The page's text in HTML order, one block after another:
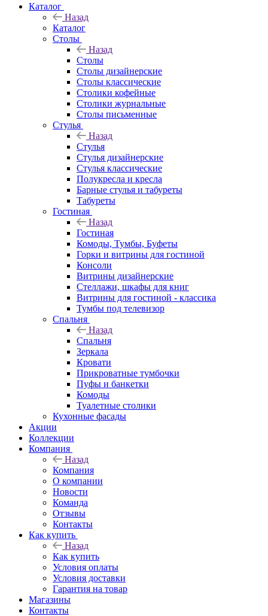
Каталог
Назад
Каталог
Столы
Назад
Столы
Столы дизайнерские
Столы классические
Столики кофейные
Столики журнальные
Столы письменные
Стулья
Назад
Стулья
Стулья дизайнерские
Стулья классические
Полукресла и кресла
Барные стулья и табуреты
Табуреты
Гостиная
Назад
Гостиная
Комоды, Тумбы, Буфеты
Горки и витрины для гостиной
Консоли
Витрины дизайнерские
Стеллажи, шкафы для книг
Витрины для гостиной - классика
Тумбы под телевизор
Спальня
Назад
Спальня
Зеркала
Кровати
Прикроватные тумбочки
Пуфы и банкетки
Комоды
Туалетные столики
Кухонные фасады
Акции
Коллекции
Компания
Назад
Компания
О компании
Новости
Команда
Отзывы
Контакты
Как купить
Назад
Как купить
Условия оплаты
Условия доставки
Гарантия на товар
Магазины
Контакты